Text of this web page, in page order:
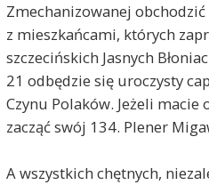
Zmechanizowanej
z mieszkańcami, których
szczecińskich Jasnych
21 odbędzie się uroczysty
Czynu Polaków. Jeżeli macie
zacząć swój 134. Plener
A wszystkich chętnych,